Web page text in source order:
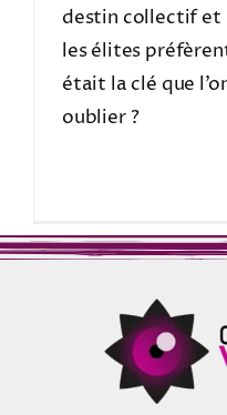
destin collectif et
les élites
était la clé que
oublier ?